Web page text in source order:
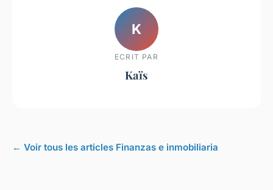
K
ECRIT PAR
Kaïs
← Voir tous les articles Finanzas e inmobiliaria